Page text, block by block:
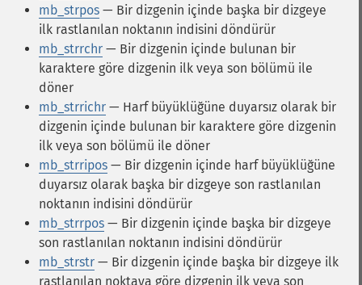
mb_strpos — Bir dizgenin içinde başka bir dizgeye
ilk rastlanılan noktanın indisini döndürür
mb_strrchr — Bir dizgenin içinde bulunan bir
karaktere göre dizgenin ilk veya son bölümü ile
döner
mb_strrichr — Harf büyüklüğüne duyarsız olarak bir
dizgenin içinde bulunan bir karaktere göre dizgenin
ilk veya son bölümü ile döner
mb_strripos — Bir dizgenin içinde harf büyüklüğüne
duyarsız olarak başka bir dizgeye son rastlanılan
noktanın indisini döndürür
mb_strrpos — Bir dizgenin içinde başka bir dizgeye
son rastlanılan noktanın indisini döndürür
mb_strstr — Bir dizgenin içinde başka bir dizgeye ilk
rastlanılan noktaya göre dizgenin ilk veya son